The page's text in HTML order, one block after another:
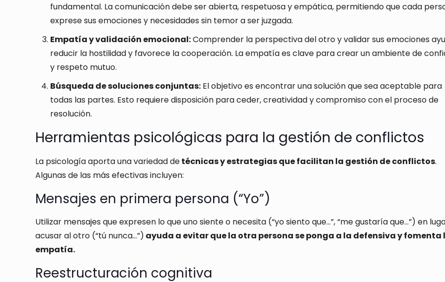
fundamental. La comunicación debe ser abierta, respetuosa y empática, permitiendo que cada
exprese sus emociones y necesidades sin temor a ser juzgada.
Empatía y validación emocional:Comprender la perspectiva del otro y validar sus emociones
reducir la hostilidad y favorece la cooperación. La empatía es clave para crear un ambiente de
y respeto mutuo.
Búsqueda de soluciones conjuntas:El objetivo es encontrar una solución que sea aceptable para
todas las partes. Esto requiere disposición para ceder, creatividad y compromiso con el proceso de
resolución.
Herramientas psicológicas para la gestión de conflictos
La psicología aporta una variedad detécnicas y estrategias que facilitan la gestión de conflictos.
Algunas de las más efectivas incluyen:
Mensajes en primera persona (“Yo”)
Utilizar mensajes que expresen lo que uno siente o necesita (“yo siento que…”, “me gustaría que…”) en
acusar al otro (“tú nunca…”) ayuda a evitar que la otra persona se ponga a la defensiva y fomenta
empatía.
Reestructuración cognitiva